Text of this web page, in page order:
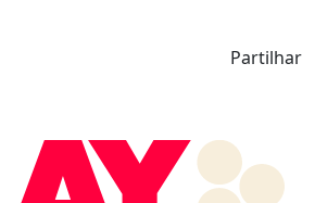
Partilhar